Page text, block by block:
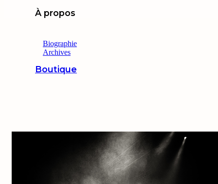
À propos
Biographie
Archives
Boutique